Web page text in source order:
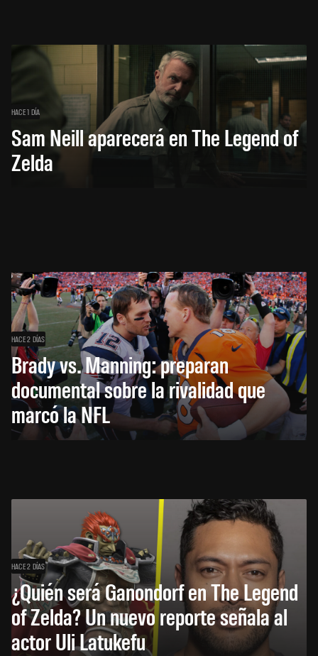
HACE 1 DÍA
Sam Neill aparecerá en The Legend of
Zelda
HACE 2 DÍAS
Brady vs. Manning: preparan
documental sobre la rivalidad que
marcó la NFL
HACE 2 DÍAS
¿Quién será Ganondorf en The Legend
of Zelda? Un nuevo reporte señala al
actor Uli Latukefu